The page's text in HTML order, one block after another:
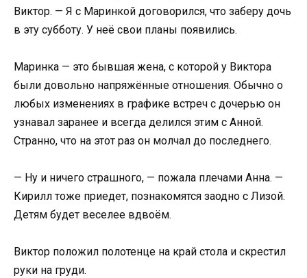
Виктор. — Я с Маринкой договорился, что заберу дочь
в эту субботу. У неё свои планы появились.
Маринка — это бывшая жена, с которой у Виктора
были довольно напряжённые отношения. Обычно о
любых изменениях в графике встреч с дочерью он
узнавал заранее и всегда делился этим с Анной.
Странно, что на этот раз он молчал до последнего.
— Ну и ничего страшного, — пожала плечами Анна. —
Кирилл тоже приедет, познакомятся заодно с Лизой.
Детям будет веселее вдвоём.
Виктор положил полотенце на край стола и скрестил
руки на груди.